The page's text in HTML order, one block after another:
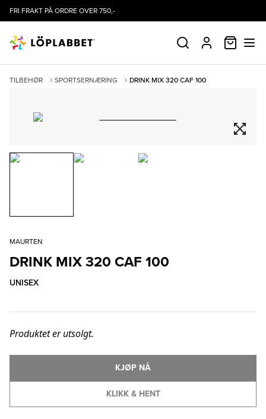
FRI FRAKT PÅ ORDRE OVER 750,-
SØK PROFIL
TILBEHØR SPORTSERNÆRING DRINK MIX 320 CAF 100
MAURTEN
DRINK MIX 320 CAF 100
UNISEX
Produktet er utsolgt.
KLIKK & HENT
KJØP NÅ